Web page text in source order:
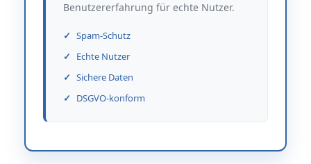
Benutzererfahrung für echte Nutzer.
Spam-Schutz
Echte Nutzer
Sichere Daten
DSGVO-konform